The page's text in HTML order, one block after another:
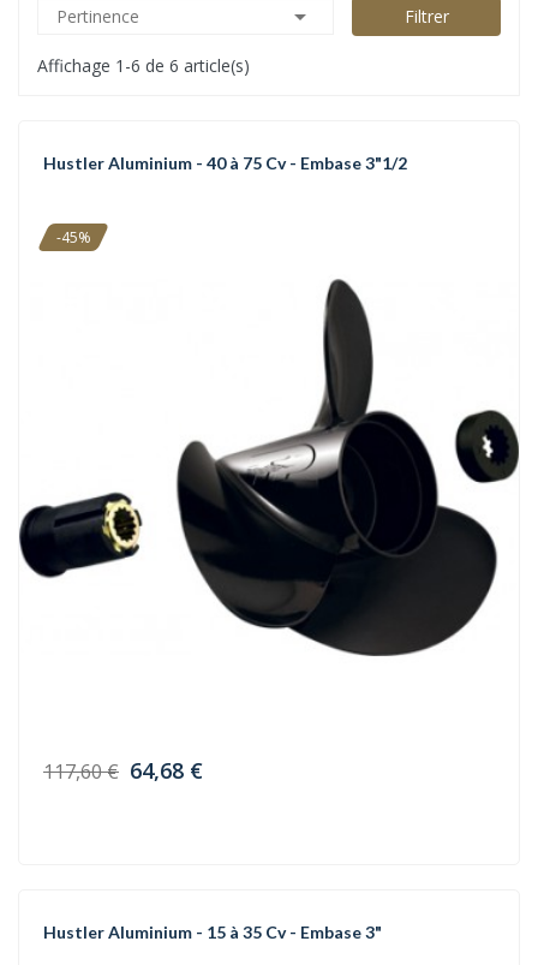
Pertinence  Filtrer
Affichage 1-6 de 6 article(s)
Hustler Aluminium - 40 à 75 Cv - Embase 3"1/2
-45%
117,60 € 64,68 €
Hustler Aluminium - 15 à 35 Cv - Embase 3"